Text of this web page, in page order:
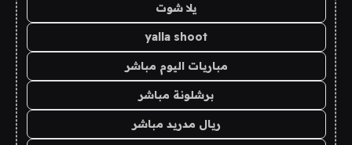
يلا شوت
yalla shoot
مباريات اليوم مباشر
برشلونة مباشر
ريال مدريد مباشر